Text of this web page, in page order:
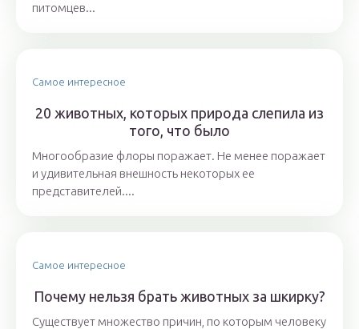
питомцев...
Самое интересное
20 животных, которых природа слепила из
того, что было
Многообразие флоры поражает. Не менее поражает
и удивительная внешность некоторых ее
представителей....
Самое интересное
Почему нельзя брать животных за шкирку?
Существует множество причин, по которым человеку